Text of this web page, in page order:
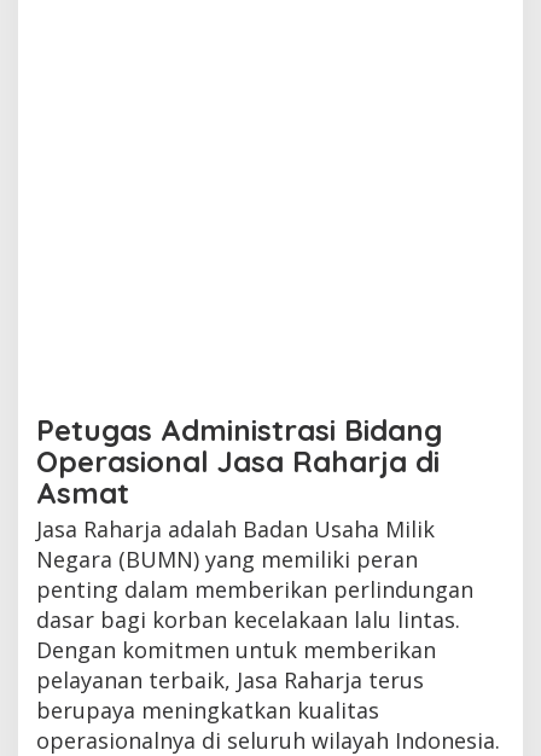
Petugas Administrasi Bidang
Operasional Jasa Raharja di
Asmat
Jasa Raharja adalah Badan Usaha Milik
Negara (BUMN) yang memiliki peran
penting dalam memberikan perlindungan
dasar bagi korban kecelakaan lalu lintas.
Dengan komitmen untuk memberikan
pelayanan terbaik, Jasa Raharja terus
berupaya meningkatkan kualitas
operasionalnya di seluruh wilayah Indonesia.